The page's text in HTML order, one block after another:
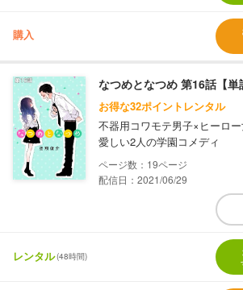
購入
なつめとなつめ 第16話【単
お得な32ポイントレンタル
不器用コワモテ男子×ヒーロ
愛しい2人の学園コメディ
19
配信日：2021/06/29
レンタル(48時間)